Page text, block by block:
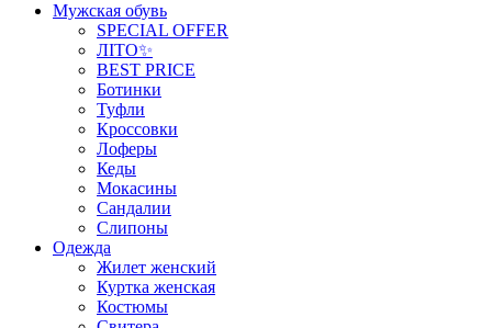
Мужская обувь
SPECIAL OFFER
ЛІТО✨
BEST PRICE
Ботинки
Туфли
Кроссовки
Лоферы
Кеды
Мокасины
Сандалии
Слипоны
Одежда
Жилет женский
Куртка женская
Костюмы